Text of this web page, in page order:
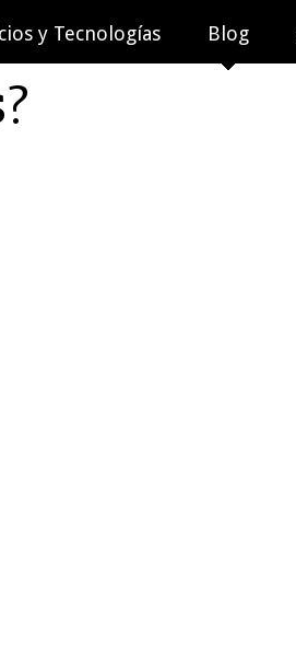
y Tecnologías Blog